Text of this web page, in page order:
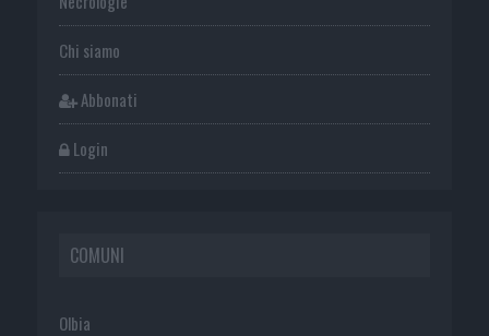
Chi siamo
Abbonati
Login
COMUNI
Olbia